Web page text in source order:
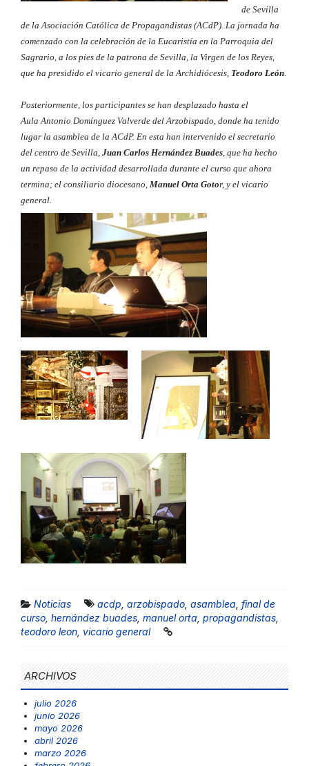
de Sevilla
de la Asociación Católica de Propagandistas (ACdP). La jornada ha
comenzado con la celebración de la Eucaristía en la Parroquia del
Sagrario, a los pies de la patrona de Sevilla, la Virgen de los Reyes,
que ha presidido el vicario general de la Archidiócesis, Teodoro León.
Posteriormente, los participantes se han desplazado hasta el
AulaAntonio Domínguez Valverde del Arzobispado, donde ha tenido
lugar la asamblea de la ACdP. En esta han intervenido el secretario
del centro de Sevilla, Juan Carlos Hernández Buades, que ha hecho
un repaso de la actividad desarrollada durante el curso que ahora
termina; el consiliario diocesano, Manuel Orta Gotor, y el vicario
general.
Noticias acdp arzobispado asamblea final de
curso hernández buades manuel orta propagandistas
teodoro leon vicario general
ARCHIVOS
julio 2026
junio 2026
mayo 2026
abril 2026
marzo 2026